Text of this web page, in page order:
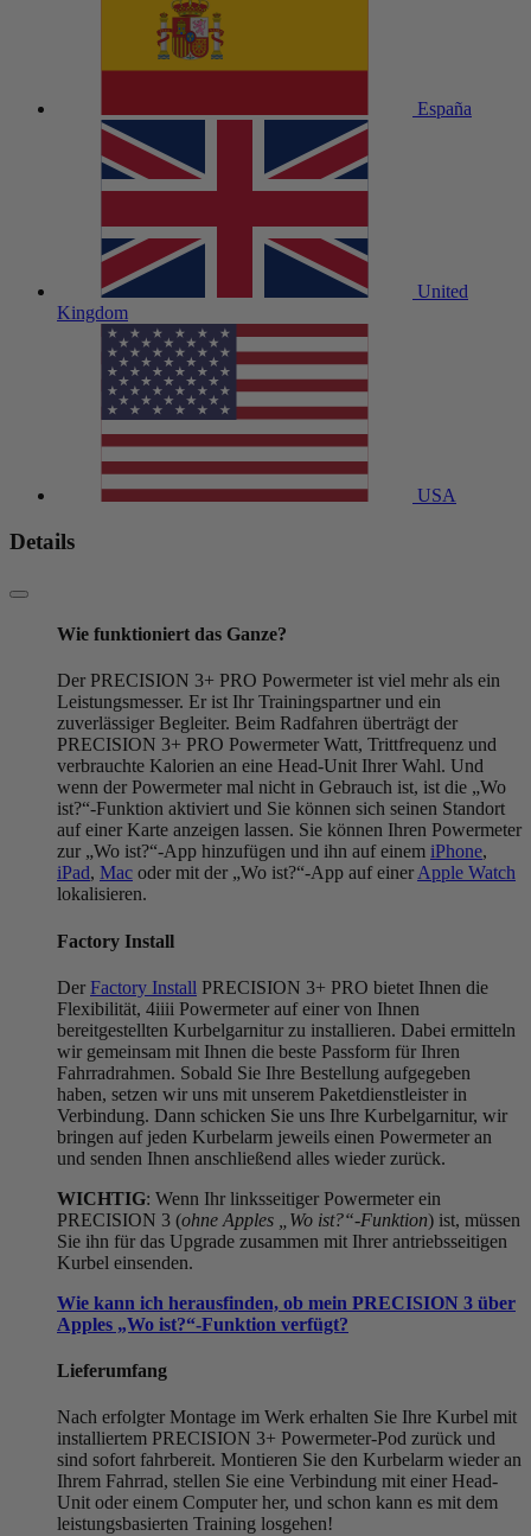
España
United
Kingdom
USA
Details
Wie funktioniert das Ganze?
Der PRECISION 3+ PRO Powermeter ist viel mehr als ein
Leistungsmesser. Er ist Ihr Trainingspartner und ein
zuverlässiger Begleiter. Beim Radfahren überträgt der
PRECISION 3+ PRO Powermeter Watt, Trittfrequenz und
verbrauchte Kalorien an eine Head-Unit Ihrer Wahl. Und
wenn der Powermeter mal nicht in Gebrauch ist, ist die „Wo
ist?“-Funktion aktiviert und Sie können sich seinen Standort
auf einer Karte anzeigen lassen. Sie können Ihren Powermeter
zur „Wo ist?“-App hinzufügen und ihn auf einem iPhone,
iPad, Mac oder mit der „Wo ist?“-App auf einer Apple Watch
lokalisieren.
Factory Install
Der Factory Install PRECISION 3+ PRO bietet Ihnen die
Flexibilität, 4iiii Powermeter auf einer von Ihnen
bereitgestellten Kurbelgarnitur zu installieren. Dabei ermitteln
wir gemeinsam mit Ihnen die beste Passform für Ihren
Fahrradrahmen. Sobald Sie Ihre Bestellung aufgegeben
haben, setzen wir uns mit unserem Paketdienstleister in
Verbindung. Dann schicken Sie uns Ihre Kurbelgarnitur, wir
bringen auf jeden Kurbelarm jeweils einen Powermeter an
und senden Ihnen anschließend alles wieder zurück.
WICHTIG: Wenn Ihr linksseitiger Powermeter ein
PRECISION 3 (ohne Apples „Wo ist?“-Funktion) ist, müssen
Sie ihn für das Upgrade zusammen mit Ihrer antriebsseitigen
Kurbel einsenden.
Wie kann ich herausfinden, ob mein PRECISION 3 über
Apples „Wo ist?“-Funktion verfügt?
Lieferumfang
Nach erfolgter Montage im Werk erhalten Sie Ihre Kurbel mit
installiertem PRECISION 3+ Powermeter-Pod zurück und
sind sofort fahrbereit. Montieren Sie den Kurbelarm wieder an
Ihrem Fahrrad, stellen Sie eine Verbindung mit einer Head-
Unit oder einem Computer her, und schon kann es mit dem
leistungsbasierten Training losgehen!